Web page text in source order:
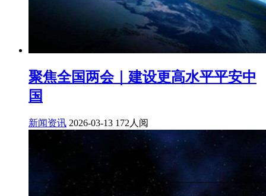
聚焦全国两会｜建设更高水平平安中
国
新闻资讯 2026-03-13 172人阅